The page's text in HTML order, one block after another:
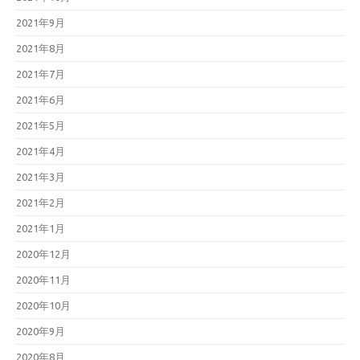
2021年9月
2021年8月
2021年7月
2021年6月
2021年5月
2021年4月
2021年3月
2021年2月
2021年1月
2020年12月
2020年11月
2020年10月
2020年9月
2020年8月